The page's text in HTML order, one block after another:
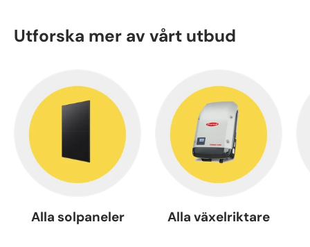
Utforska mer av vårt utbud
Alla solpaneler Alla växelriktare